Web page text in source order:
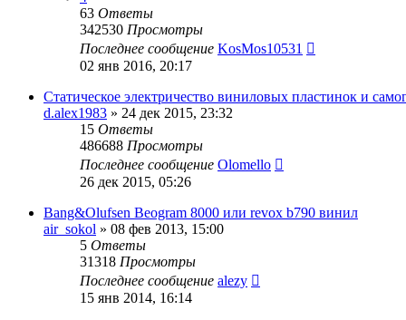
63 Ответы
342530 Просмотры
Последнее сообщение KosMos10531
02 янв 2016, 20:17
Статическое электричество виниловых пластинок и
d.alex1983 » 24 дек 2015, 23:32
15 Ответы
486688 Просмотры
Последнее сообщение Olomello
26 дек 2015, 05:26
Bang&Olufsen Beogram 8000 или revox b790 винил
air_sokol » 08 фев 2013, 15:00
5 Ответы
31318 Просмотры
Последнее сообщение alezy
15 янв 2014, 16:14